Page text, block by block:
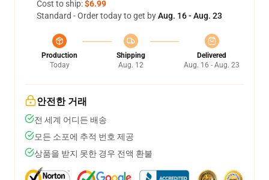
Cost to ship:$6.99
Standard - Order today to get byAug. 16 - Aug. 23
Production
Today
Shipping
Aug. 12
Delivered
Aug. 16 - Aug. 23
안전한 거래
전 세계 어디든 배송
모든 소포에 추적 번호 제공
상품을 받지 못한 경우 전액 환불